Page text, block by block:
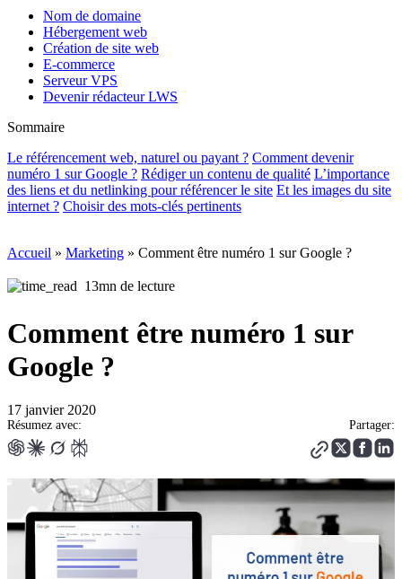
Nom de domaine
Hébergement web
Création de site web
E-commerce
Serveur VPS
Devenir rédacteur LWS
Sommaire
Le référencement web, naturel ou payant ? Comment devenir
numéro 1 sur Google ? Rédiger un contenu de qualité L’importance
des liens et du netlinking pour référencer le site Et les images du site
internet ? Choisir des mots-clés pertinents
Accueil » Marketing » Comment être numéro 1 sur Google ?
13mn de lecture
Comment être numéro 1 sur
Google ?
17 janvier 2020
Résumez avec: Partager: